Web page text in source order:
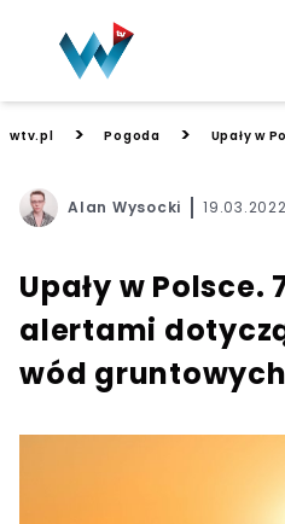
wtv.pl > Pogoda > Upały w
Alan Wysocki
Upały w Polsce.
alertami
wód gruntowych